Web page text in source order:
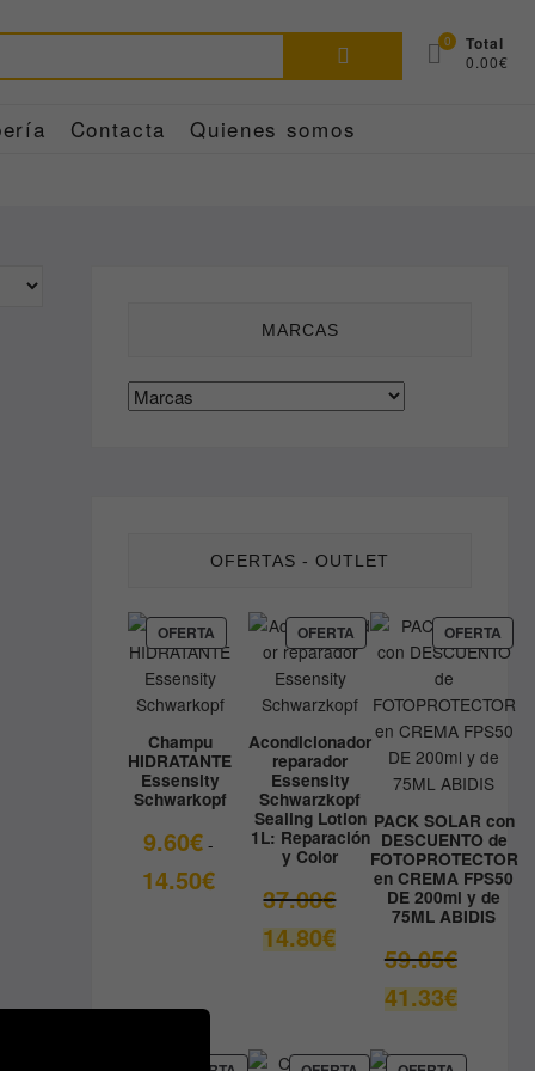
Buscar
0 Total
0.00€
Contacta Quienes somos
MARCAS
OFERTAS - OUTLET
OFERTAPRODUCTO
EN
OFERTA
Champu
HIDRATANTE
Essensity
Schwarkopf
9.60€ -
14.50€Rango
precios:
OFERTA PRODUCTO
EN
Acondicionador
reparador
Essensity
Schwarzkopf
Sealing Lotion
1L: Reparación
y Color
37.00€El
original
37.00€.
14.80€El
precio
OFERTA
EN
PACK SOLAR con
DESCUENTO de
FOTOPROTECTOR
en CREMA FPS50
DE 200ml y de
75ML ABIDIS
59.05€El
original
59.05€.
41.33€El
precio